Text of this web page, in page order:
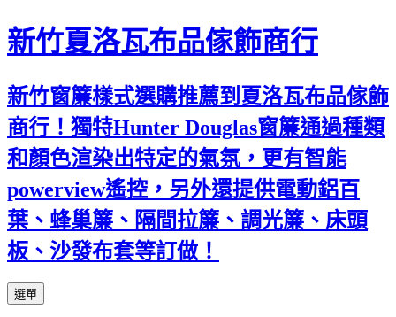
新竹夏洛瓦布品傢飾商行
新竹窗簾樣式選購推薦到夏洛瓦布品傢飾
商行！獨特Hunter Douglas窗簾通過種類
和顏色渲染出特定的氣氛，更有智能
powerview遙控，另外還提供電動鋁百
葉、蜂巢簾、隔間拉簾、調光簾、床頭
板、沙發布套等訂做！
選單